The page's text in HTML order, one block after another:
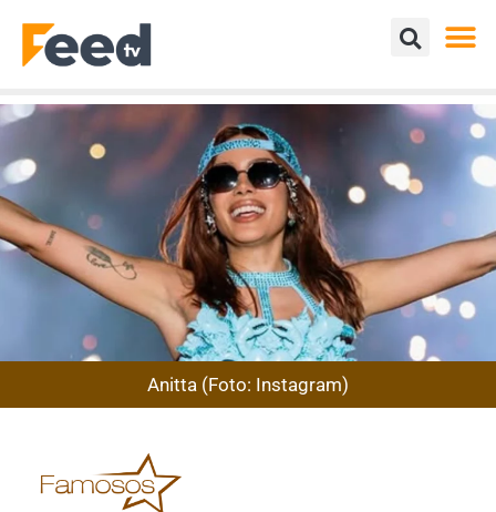
Anitta (Foto: Instagram)